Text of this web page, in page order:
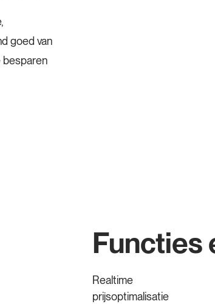
goed van
besparen
Functies
Realtime
prijsoptimalisatie